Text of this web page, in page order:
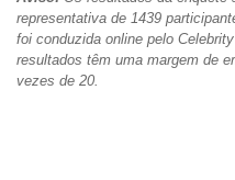
representativa de 1439
foi conduzida online pelo
resultados têm uma margem de
vezes de 20.